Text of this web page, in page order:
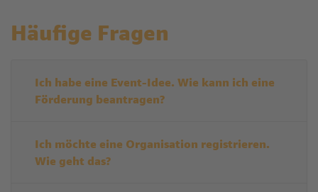
Häufige Fragen
Ich habe eine Event-Idee. Wie kann ich eine
Förderung beantragen?
Ich möchte eine Organisation registrieren.
Wie geht das?